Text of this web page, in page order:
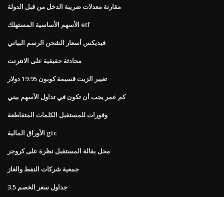
مقارنة معدلات ضريبة الدخل من قبل الدولة
الأسهم الأساسية المستهلك etf
فيديكس أسعار الشحن الرسم البياني
محادثة حقيقية على الانترنت
تغيير الزيت قسيمة كوبون 19.95 دولار
كم عمر يجب أن تكون في تداول الأسهم بيني
وفورات للمستقبل الكلمات المتقاطعة
الأوراق المالية gtc
محل بقالة المستقبل نظرة على كروجر
جمعية شركات النفط والغاز
جداول سعر الخصم 3.5